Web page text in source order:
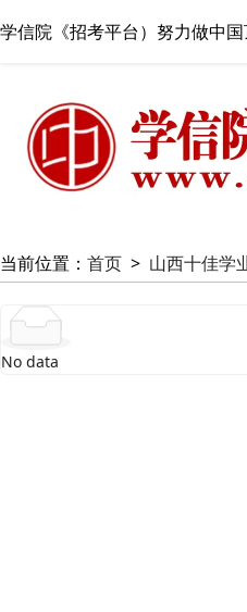
学信院《招考平台）努力做中
当前位置： 首页 > 山西十佳学
No data